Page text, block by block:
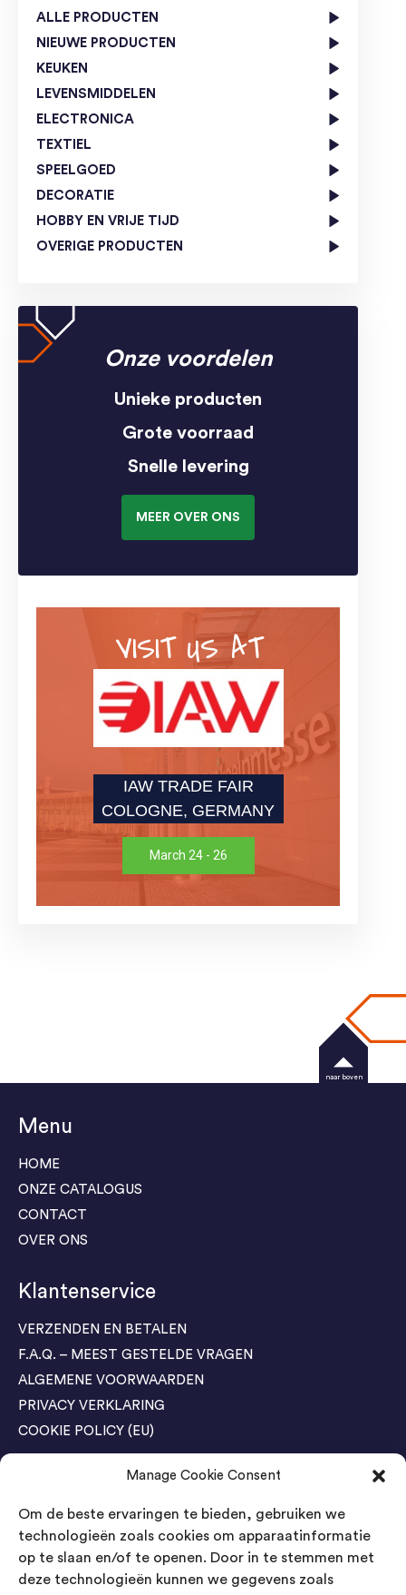
Manage Cookie Consent
Om de beste ervaringen te bieden, gebruiken we
technologieën zoals cookies om apparaatinformatie
op te slaan en/of te openen. Door in te stemmen met
deze technologieën kunnen we gegevens zoals
ALLE PRODUCTEN
NIEUWE PRODUCTEN
KEUKEN
LEVENSMIDDELEN
ELECTRONICA
TEXTIEL
SPEELGOED
DECORATIE
HOBBY EN VRIJE TIJD
OVERIGE PRODUCTEN
Onze voordelen
Unieke producten
Grote voorraad
Snelle levering
MEER OVER ONS
VISIT US AT
IAW TRADE FAIR
COLOGNE, GERMANY
March 24 - 26
Menu
HOME
ONZE CATALOGUS
CONTACT
OVER ONS
Klantenservice
VERZENDEN EN BETALEN
F.A.Q. – MEEST GESTELDE VRAGEN
ALGEMENE VOORWAARDEN
PRIVACY VERKLARING
COOKIE POLICY (EU)
Agenda Trade Shows
04-05 November / SVG FAIR Winterswijk
Bestel GRATIS kaarten
Bestel GRATIS kaarten
naar boven